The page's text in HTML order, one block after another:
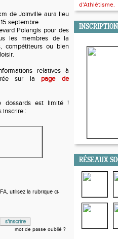
de Joinville aura lieu
septembre.
Polangis pour des
les membres de la
compétiteurs ou bien
relatives à
sur la page de
dossards est limité !
inscrire :
utilisez la rubrique ci-
mot de passe oublié ?
d'Athlétisme.
RÉSEAUX